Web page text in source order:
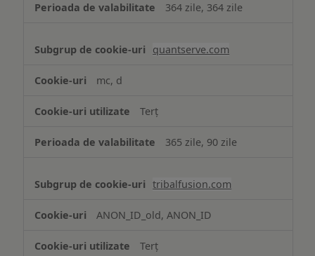
364 zile, 364 zile
quantserve.com
mc, d
Terț
365 zile, 90 zile
tribalfusion.com
ANON_ID_old, ANON_ID
Terț